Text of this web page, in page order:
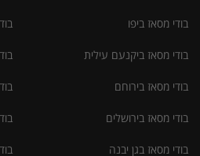
בודי מסאז ביפו
בודי מסאז ביקנעם עילית
בודי מסאז בירוחם
בודי מסאז בירושלים
בודי מסאז בגן יבנה